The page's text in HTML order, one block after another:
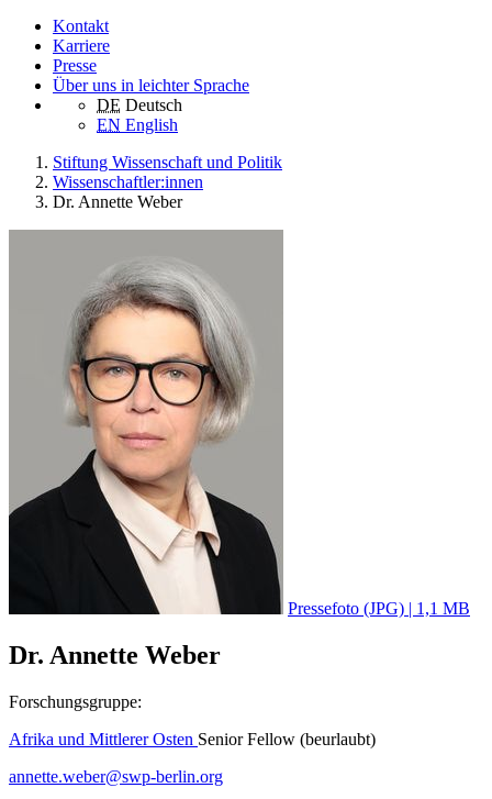
Kontakt
Karriere
Presse
Über uns in leichter Sprache
DE Deutsch
EN English
Stiftung Wissenschaft und Politik
Wissenschaftler:innen
Dr. Annette Weber
Pressefoto (JPG) | 1,1 MB
Dr. Annette Weber
Forschungsgruppe:
Afrika und Mittlerer Osten Senior Fellow (beurlaubt)
annette.weber@swp-berlin.org